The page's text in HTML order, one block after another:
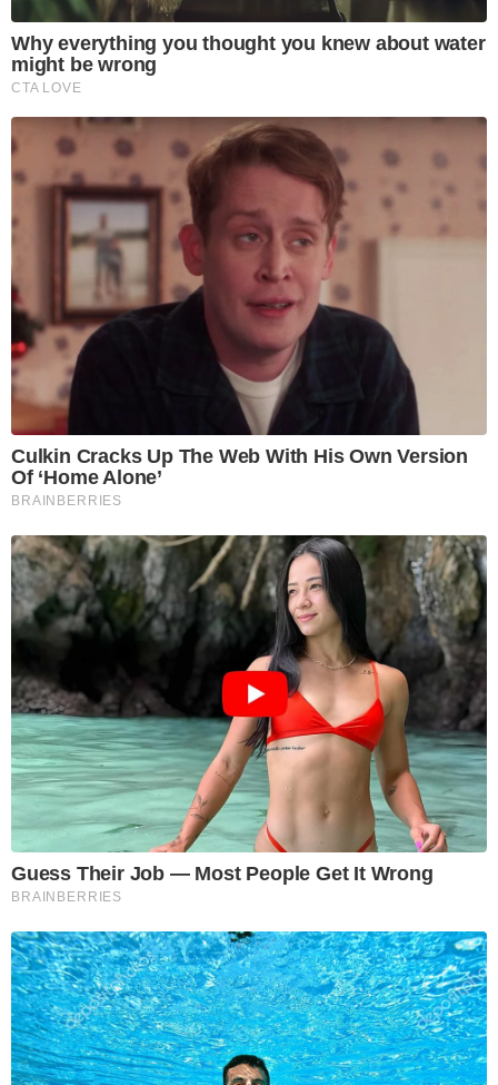
Why everything you thought you knew about water
might be wrong
CTA LOVE
Culkin Cracks Up The Web With His Own Version
Of ‘Home Alone’
BRAINBERRIES
Guess Their Job — Most People Get It Wrong
BRAINBERRIES